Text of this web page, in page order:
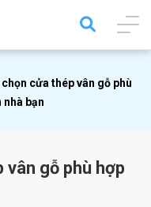
cửa thép vân gỗ phù
nhà bạn
gỗ phù hợp